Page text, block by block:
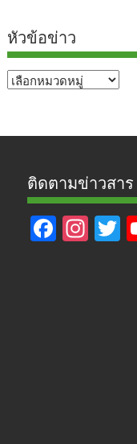
หัวข้อข่าว
หัวข้อ
ติดตามข่าวสาร
F In T